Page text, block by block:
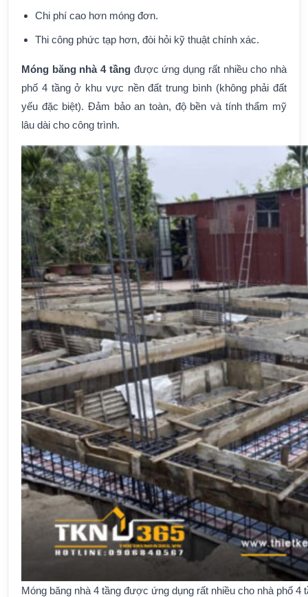
Chi phí cao hơn móng đơn.
Thi công phức tạp hơn, đòi hỏi kỹ thuật chính xác.
Móng băng nhà 4 tầngđược ứng dụng rất nhiều cho nhà
phố 4 tầng ở khu vực nền đất trung bình (không phải đất
yếu đặc biệt). Đảm bảo an toàn, độ bền và tính thẩm mỹ
lâu dài cho công trình.
Móng băng nhà 4 tầng được ứng dụng rất nhiều cho nhà phố